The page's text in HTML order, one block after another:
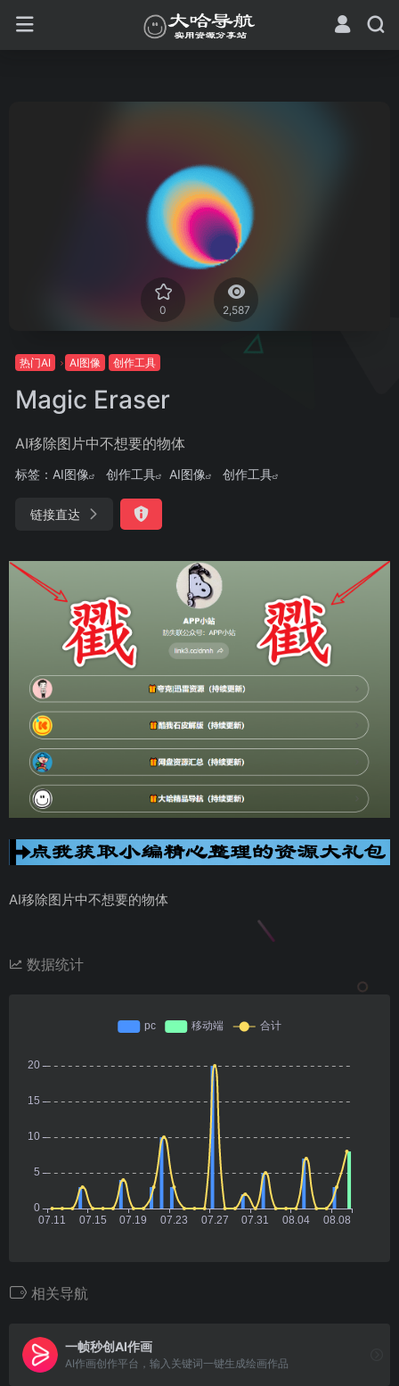
0 2,587
热门AI AI图像 创作工具
Magic Eraser
AI移除图片中不想要的物体
标签： AI图像 创作工具 AI图像 创作工具
链接直达
AI移除图片中不想要的物体
数据统计
相关导航
一帧秒创AI作画
AI作画创作平台，输入关键词一键生成绘画作品